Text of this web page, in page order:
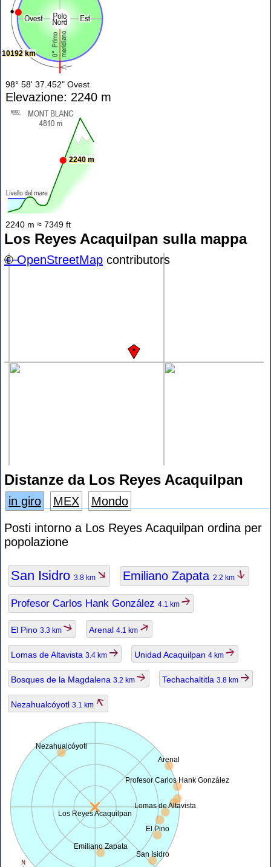
10192 km
98° 58' 37.452" Ovest
Elevazione: 2240 m
2240 m
2240 m ≈ 7349 ft
Los Reyes Acaquilpan sulla mappa
+−
©OpenStreetMap contributors
Distanze da Los Reyes Acaquilpan
in giro MEX
Mondo
Posti intorno a Los Reyes Acaquilpan ordina per
popolazione
San Isidro 3.8 km Emiliano Zapata 2.2 km
Profesor Carlos Hank González 4.1 km
El Pino 3.3 km Arenal 4.1 km
Lomas de Altavista 3.4 km Unidad Acaquilpan 4 km
Bosques de la Magdalena 3.2 km Techachaltitla 3.8 km
Nezahualcóyotl 3.1 km
Los Reyes Acaquilpan
San Isidro
Emiliano Zapata
Profesor Carlos Hank González
El Pino
Arenal
Lomas de Altavista
Nezahualcóyotl